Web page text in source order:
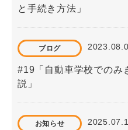
と手続き方法」
ブログ
#19「自動車学校でのみ
説」
お知らせ